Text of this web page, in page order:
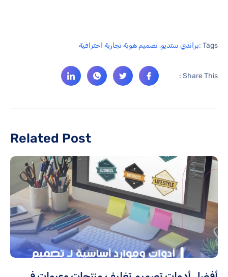
Tags : براندي ستديو, تصميم هوية تجارية احترافية
Share This :
Related Post